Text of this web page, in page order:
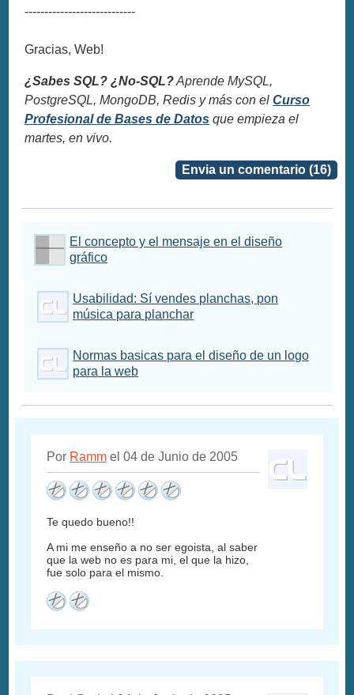
----------------------------
Gracias, Web!
¿Sabes SQL? ¿No-SQL?Aprende MySQL,
PostgreSQL, MongoDB, Redis y más con elCurso
Profesional de Bases de Datos que empieza el
martes, en vivo.
Envia un comentario (16)
El concepto y el mensaje en el diseño
gráfico
Usabilidad: Sí vendes planchas, pon
música para planchar
Normas basicas para el diseño de un logo
para la web
Por Ramm el 04 de Junio de 2005
Te quedo bueno!!
A mi me enseño a no ser egoista, al saber
que la web no es para mi, el que la hizo,
fue solo para el mismo.